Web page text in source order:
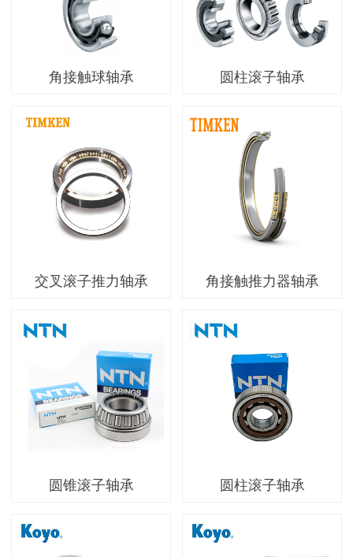
角接触球轴承 圆柱滚子轴承
交叉滚子推力轴承 角接触推力器轴承
圆锥滚子轴承 圆柱滚子轴承